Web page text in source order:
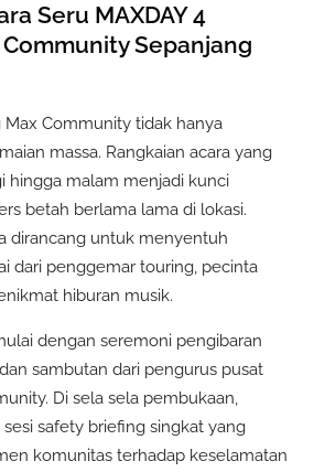
Seru MAXDAY 4
Sepanjang
Max Community tidak hanya
massa. Rangkaian acara yang
hingga malam menjadi kunci
betah berlama lama di lokasi.
dirancang untuk menyentuh
dari penggemar touring, pecinta
hiburan musik.
dengan seremoni pengibaran
sambutan dari pengurus pusat
Di sela sela pembukaan,
safety briefing singkat yang
komunitas terhadap keselamatan